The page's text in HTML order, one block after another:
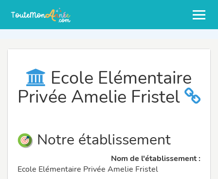
Ecole Elémentaire
Privée Amelie Fristel
Notre établissement
Nom de l'établissement :
Ecole Elémentaire Privée Amelie Fristel